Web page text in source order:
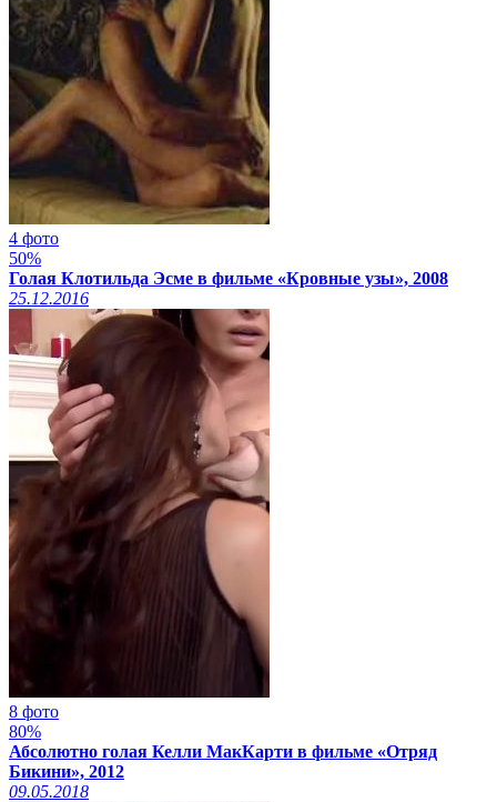
4 фото
50%
Голая Клотильда Эсме в фильме «Кровные узы», 2008
25.12.2016
8 фото
80%
Абсолютно голая Келли МакКарти в фильме «Отряд
Бикини», 2012
09.05.2018